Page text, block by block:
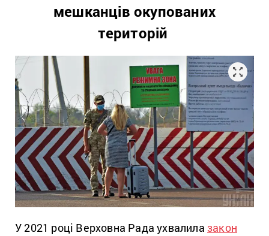
мешканців окупованих
територій
У 2021 році Верховна Рада ухвалилазакон